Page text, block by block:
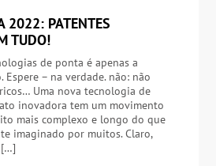
2022: PATENTES
TUDO!
de ponta é apenas a
Espere – na verdade. não: não
Uma nova tecnologia de
inovadora tem um movimento
mais complexo e longo do que
imaginado por muitos. Claro,
[…]